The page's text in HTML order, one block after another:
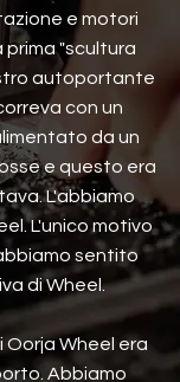
e motori
prima "scultura
autoportante
con un
da un
e questo era
L'abbiamo
L'unico motivo
sentito
di Wheel.
Wheel era
Abbiamo